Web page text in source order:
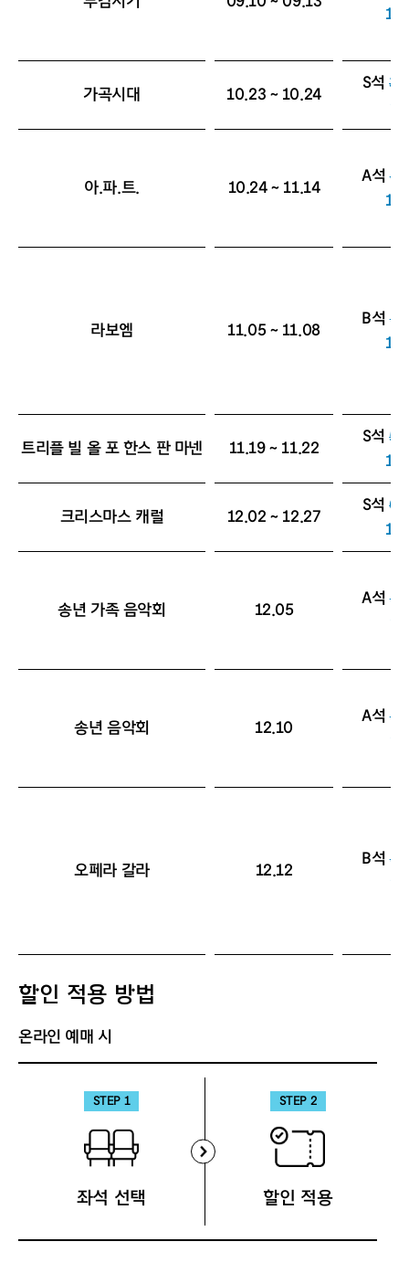
가곡시대 10.23 ~ 10.24
S석
아.파.트. 10.24 ~ 11.14
A석
라보엠 11.05 ~ 11.08
B석
트리플 빌 올 포 한스 판 마넨 11.19 ~ 11.22
S석
크리스마스 캐럴 12.02 ~ 12.27
S석
송년 가족 음악회 12.05
A석
송년 음악회 12.10
A석
오페라 갈라 12.12
B석
할인 적용 방법
온라인 예매 시
STEP 1
좌석 선택
STEP 2
할인 적용